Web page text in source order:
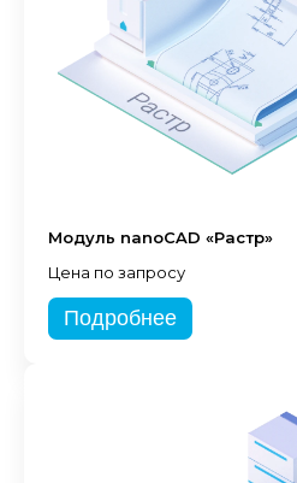
Модуль nanoCAD «Растр»
Цена по запросу
Подробнее